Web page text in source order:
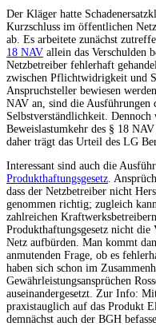
Der Kläger hatte
Kurzschluss im öffentlichen
ab. Es arbeitete zunächst
18 NAV allein das Verschulden
Netzbetreiber fehlerhaft
zwischen Pflichtwidrigkeit und
Anspruchsteller bewiesen
NAV an, sind die Ausführungen
Selbstverständlichkeit.
Beweislastumkehr des § 18
daher trägt das Urteil des LG
Interessant sind auch die
Produkthaftungsgesetz .
dass der Netzbetreiber nicht
genommen richtig; zugleich
zahlreichen
Produkthaftungsgesetz nicht
Netz aufbürden. Man kommt
anmutenden Frage, ob es
haben sich schon im
Gewährleistungsansprüchen
auseinandergesetzt. Zur Info:
praxistauglich auf das Produkt
demnächst auch der BGH